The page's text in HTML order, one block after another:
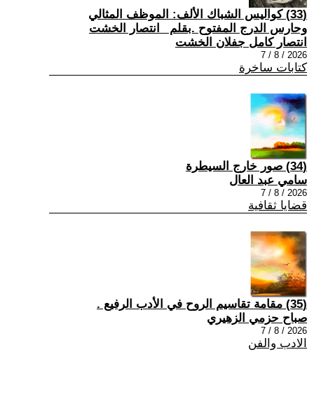
(33) كواليس الشباك الألف: الموظف المثالي
وحارس الدرج المفتوح .بقلم _انتصار الخشت
انتصار كامل جفلان الخشت
2026 / 8 / 7
كتابات ساخرة
(34) صور خارج السيطرة
سامي عبد العال
2026 / 8 / 7
قضايا ثقافية
(35) مقامة تقاسيم الروح في الأدب الرفيع .
صباح حزمي الزهيري
2026 / 8 / 7
الادب والفن